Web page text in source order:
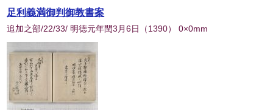
足利義満御判御教書案
追加之部/22/33/ 明徳元年閏3月6日 （1390） 0×0mm